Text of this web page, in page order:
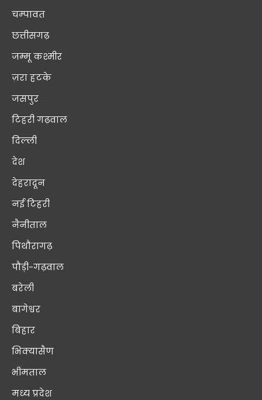
चम्पावत
छत्तीसगढ़
जम्मू कश्मीर
ज़रा हटके
जसपुर
टिहरी गढ़वाल
दिल्ली
देश
देहरादून
नई टिहरी
नैनीताल
पिथौरागढ़
पौड़ी-गढ़वाल
बरेली
बागेश्वर
बिहार
भिक्यासैण
भीमताल
मध्य प्रदेश